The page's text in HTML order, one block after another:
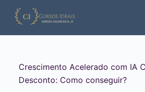
Pular
para
Crescimento Acelerado com IA
Desconto: Como conseguir?